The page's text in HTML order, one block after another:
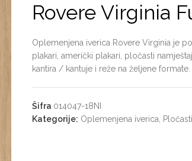
Rovere Virginia
Oplemenjena iverica Rovere Virginia je
plakari, američki plakari, pločasti
kantira / kantuje i reže na željene formate.
Šifra 014047-18NI
Kategorije: Oplemenjena iverica